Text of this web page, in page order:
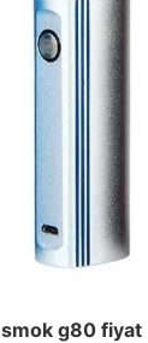
smok g80 fiyat